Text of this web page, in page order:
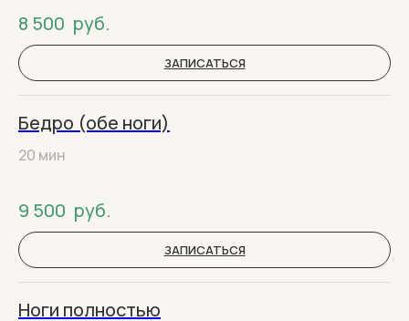
8 500 руб.
ЗАПИСАТЬСЯ
Бедро (обе ноги)
20 мин
9 500 руб.
ЗАПИСАТЬСЯ
Ноги полностью